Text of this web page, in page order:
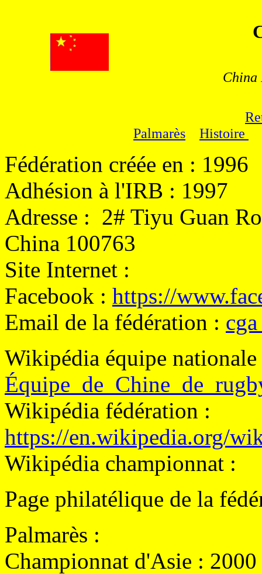
China
Palmarès
Histoire
Fédération créée en : 1996
Adhésion à l'IRB : 1997
Adresse : 2# Tiyu Guan
China 100763
Site Internet :
Facebook : https://
Email de la fédération :
Wikipédia équipe
Wikipédia fédération :
https://en.wikipedia.org/
Wikipédia championnat :
Page philatélique de la
Palmarès :
Championnat d'Asie :